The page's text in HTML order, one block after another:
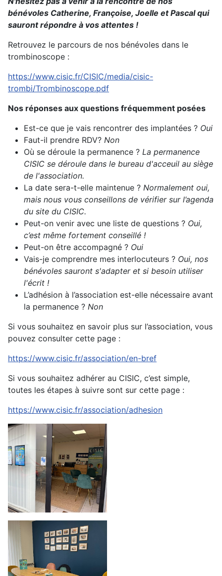
bénévoles Catherine, Françoise, Joelle et Pascal qui
sauront répondre à vos attentes !
Retrouvez le parcours de nos bénévoles dans le
trombinoscope :
https://www.cisic.fr/CISIC/media/cisic-
trombi/Trombinoscope.pdf
Nos réponses aux questions fréquemment posées
Est-ce que je vais rencontrer des implantées ? Oui
Faut-il prendre RDV? Non
Où se déroule la permanence ? La permanence
CISIC se déroule dans le bureau d'acceuil au siège
de l'association.
La date sera-t-elle maintenue ? Normalement oui,
mais nous vous conseillons de vérifier sur l’agenda
du site du CISIC.
Peut-on venir avec une liste de questions ? Oui,
c’est même fortement conseillé !
Peut-on être accompagné ? Oui
Vais-je comprendre mes interlocuteurs ? Oui, nos
bénévoles sauront s'adapter et si besoin utiliser
l'écrit !
L’adhésion à l’association est-elle nécessaire avant
la permanence ? Non
Si vous souhaitez en savoir plus sur l’association, vous
pouvez consulter cette page :
https://www.cisic.fr/association/en-bref
Si vous souhaitez adhérer au CISIC, c’est simple,
toutes les étapes à suivre sont sur cette page :
https://www.cisic.fr/association/adhesion